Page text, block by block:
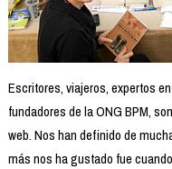
Escritores, viajeros, expertos
fundadores de la ONG BPM,
web. Nos han definido de
más nos ha gustado fue